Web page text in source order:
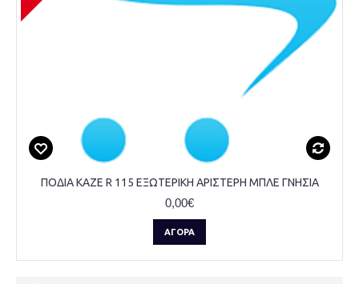
ΠΟΔΙΑ KAZE R 115 ΕΞΩΤΕΡΙΚΗ ΑΡΙΣΤΕΡΗ ΜΠΛΕ ΓΝΗΣΙΑ
0,00€
ΑΓΟΡΆ